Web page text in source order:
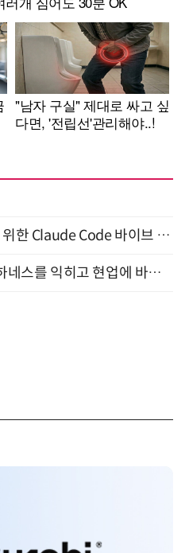
"모든 담당자(비개발자)를 위한 Claude Code 바이브 코딩 2-day 부트캠프" 9월 16~17일 개최
단 하루, 이론과 실습으로 하네스를 익히고 현업에 바로 쓰는 핸즈온 워크숍 (8/20)